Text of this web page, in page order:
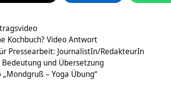
Kochbuch? Video Antwort
Pressearbeit: JournalistIn/RedakteurIn
und Übersetzung
– Yoga Übung“